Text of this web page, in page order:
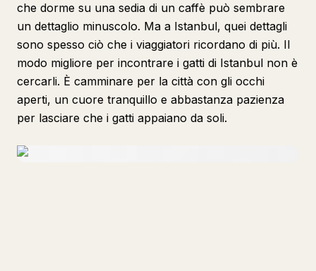
che dorme su una sedia di un caffè può sembrare
un dettaglio minuscolo. Ma a Istanbul, quei dettagli
sono spesso ciò che i viaggiatori ricordano di più. Il
modo migliore per incontrare i gatti di Istanbul non è
cercarli. È camminare per la città con gli occhi
aperti, un cuore tranquillo e abbastanza pazienza
per lasciare che i gatti appaiano da soli.